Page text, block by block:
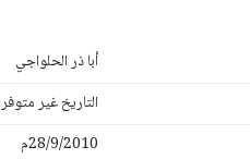
أبا ذر الحلواجي
التاريخ غير متوفر21/8/1420هـ
28/9/2010م